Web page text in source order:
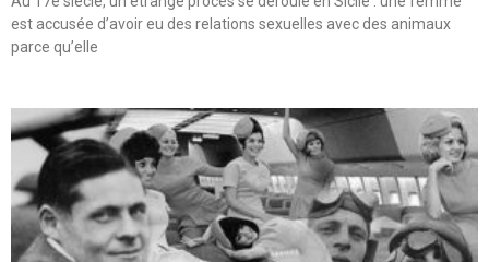
est accusée d’avoir eu des relations sexuelles avec des animaux
parce qu’elle